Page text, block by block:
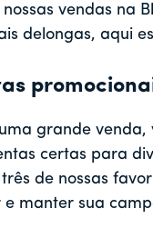
vendas na
delongas, aqui
grande venda,
certas para
de nossas
manter sua